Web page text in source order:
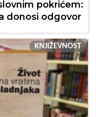
pokrićem:
donosi odgovor
KNJIŽEVNOST